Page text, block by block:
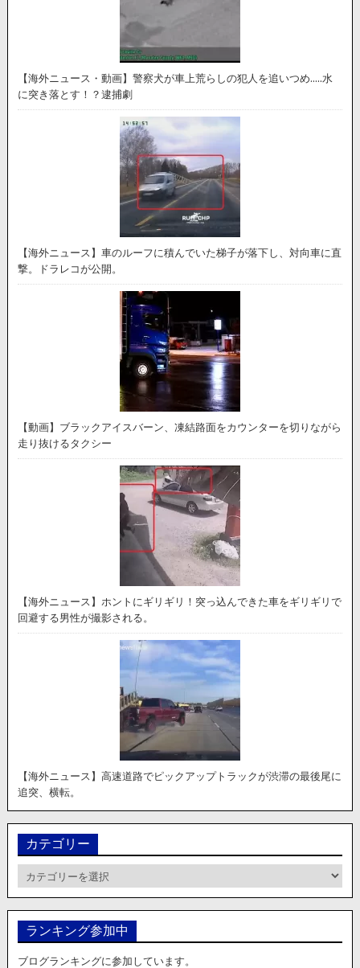
【海外ニュース・動画】警察犬が車上荒らしの犯人を追いつめ…..水
に突き落とす！？逮捕劇
【海外ニュース】車のルーフに積んでいた梯子が落下し、対向車に直
撃。ドラレコが公開。
【動画】ブラックアイスバーン、凍結路面をカウンターを切りながら
走り抜けるタクシー
【海外ニュース】ホントにギリギリ！突っ込んできた車をギリギリで
回避する男性が撮影される。
【海外ニュース】高速道路でピックアップトラックが渋滞の最後尾に
追突、横転。
カテゴリー
テ
リ
ランキング参加中
ブログランキングに参加しています。